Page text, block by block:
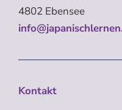
4802 Ebensee
Kontakt